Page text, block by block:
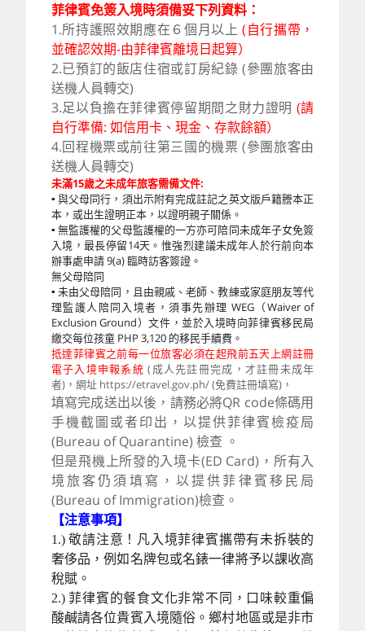
菲律賓免簽入境時須備妥下列資料：
1.所持護照效期應在６個月以上 (自行攜帶，
並確認效期-由菲律賓離境日起算）
2.已預訂的飯店住宿或訂房紀錄 (參團旅客由
送機人員轉交)
3.足以負擔在菲律賓停留期間之財力證明 (請
自行準備: 如信用卡、現金、存款餘額）
4.回程機票或前往第三國的機票 (參團旅客由
送機人員轉交)
未滿15歲之未成年旅客需備文件:
▪ 與父母同行，須出示附有完成註記之英文版戶籍謄本正
本，或出生證明正本，以證明親子關係。
▪ 無監護權的父母監護權的一方亦可陪同未成年子女免簽
入境，最長停留14天。惟強烈建議未成年人於行前向本
辦事處申請 9(a) 臨時訪客簽證。
無父母陪同
▪ 未由父母陪同，且由親戚、老師、教練或家庭朋友等代
理監護人陪同入境者，須事先辦理 WEG（Waiver of
Exclusion Ground）文件，並於入境時向菲律賓移民局
繳交每位孩童 PHP 3,120 的移民手續費。
抵達菲律賓之前每一位旅客必須在起飛前五天上網註冊
電子入境申報系統(成人先註冊完成，才註冊未成年
者)，網址 https://etravel.gov.ph/ (免費註冊填寫)，
填寫完成送出以後，請務必將QR code條碼用
手機截圖或者印出，以提供菲律賓檢疫局
(Bureau of Quarantine) 檢查 。
但是飛機上所發的入境卡(ED Card)，所有入
境旅客仍須填寫，以提供菲律賓移民局
(Bureau of Immigration)檢查。
【注意事項】
1.) 敬請注意！凡入境菲律賓攜帶有未拆裝的
奢侈品，例如名牌包或名錶一律將予以課收高
稅賦。
2.) 菲律賓的餐食文化非常不同，口味較重偏
酸鹹請各位貴賓入境隨俗。鄉村地區或是非市